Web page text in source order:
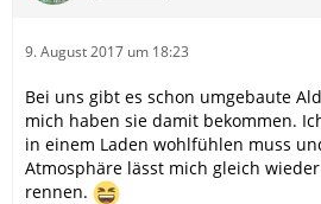
9. August 2017 um 18:23
Bei uns gibt es schon umgebaute
mich haben sie damit bekommen.
in einem Laden wohlfühlen muss
Atmosphäre lässt mich gleich
rennen.